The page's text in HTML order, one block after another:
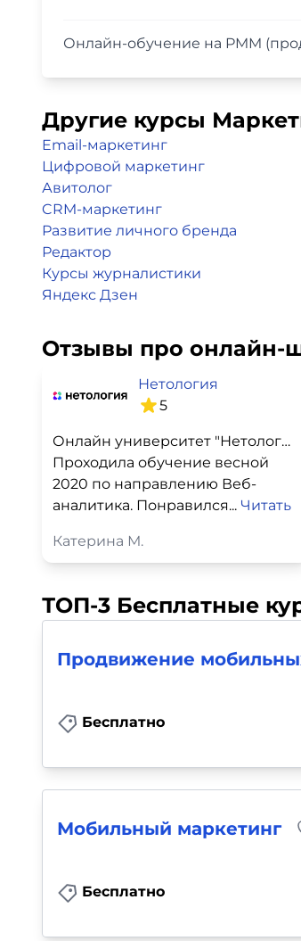
Онлайн-обучение на PMM
Другие курсы
Email-маркетинг
Цифровой маркетинг
Авитолог
CRM-маркетинг
Развитие личного бренда
Редактор
Курсы журналистики
Яндекс Дзен
Отзывы про онлайн-
Нетология
5
Онлайн университет "Нетология"
Проходила обучение весной
2020 по направлению Веб-
аналитика. Понравился... Читать
Катерина М.
ТОП-3 Бесплатные
Продвижение
Бесплатно
Мобильный маркетинг
Бесплатно